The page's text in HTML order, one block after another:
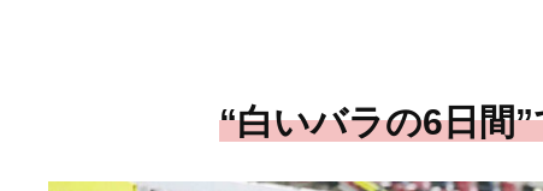
“白いバラの6日間